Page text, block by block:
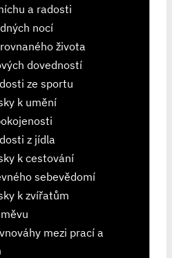
a radosti
nocí
života
dovedností
ze sportu
k umění
z jídla
k cestování
sebevědomí
k zvířatům
mezi prací a